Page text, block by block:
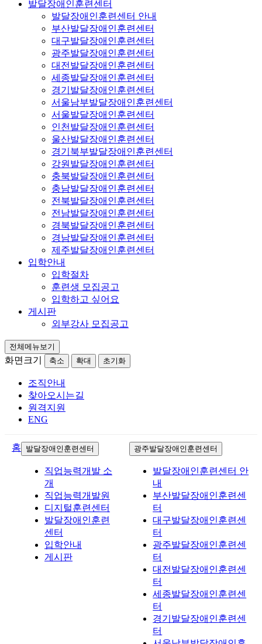
발달장애인훈련센터
발달장애인훈련센터 안내
부산발달장애인훈련센터
대구발달장애인훈련센터
광주발달장애인훈련센터
대전발달장애인훈련센터
세종발달장애인훈련센터
경기발달장애인훈련센터
서울남부발달장애인훈련센터
서울발달장애인훈련센터
인천발달장애인훈련센터
울산발달장애인훈련센터
경기북부발달장애인훈련센터
강원발달장애인훈련센터
충북발달장애인훈련센터
충남발달장애인훈련센터
전북발달장애인훈련센터
전남발달장애인훈련센터
경북발달장애인훈련센터
경남발달장애인훈련센터
제주발달장애인훈련센터
입학안내
입학절차
훈련생 모집공고
입학하고 싶어요
게시판
외부강사 모집공고
전체메뉴보기
화면크기 축소 확대 초기화
조직안내
찾아오시는길
원격지원
ENG
홈 발달장애인훈련센터
직업능력개발 소
개
직업능력개발원
디지털훈련센터
발달장애인훈련
센터
입학안내
게시판
광주발달장애인훈련센터
발달장애인훈련센터 안
내
부산발달장애인훈련센
터
대구발달장애인훈련센
터
광주발달장애인훈련센
터
대전발달장애인훈련센
터
세종발달장애인훈련센
터
경기발달장애인훈련센
터